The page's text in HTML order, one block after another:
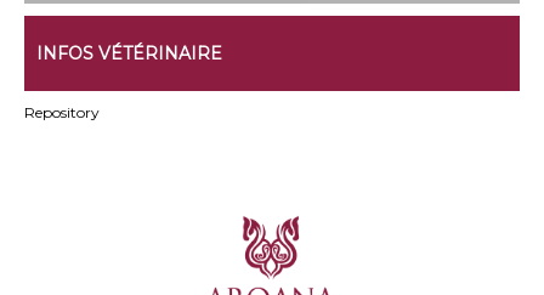
INFOS VÉTÉRINAIRE
Repository